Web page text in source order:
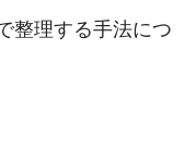
整理する手法につ